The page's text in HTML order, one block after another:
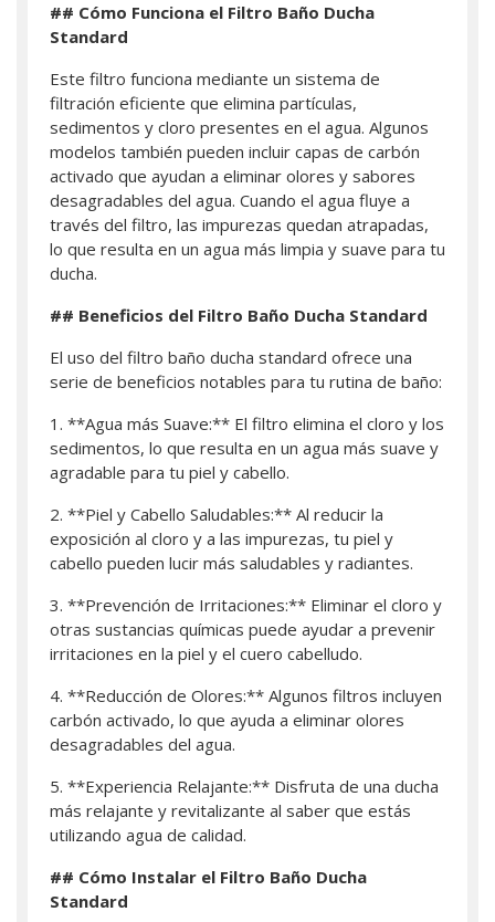
## Cómo Funciona el Filtro Baño Ducha
Standard
Este filtro funciona mediante un sistema de
filtración eficiente que elimina partículas,
sedimentos y cloro presentes en el agua. Algunos
modelos también pueden incluir capas de carbón
activado que ayudan a eliminar olores y sabores
desagradables del agua. Cuando el agua fluye a
través del filtro, las impurezas quedan atrapadas,
lo que resulta en un agua más limpia y suave para tu
ducha.
## Beneficios del Filtro Baño Ducha Standard
El uso del filtro baño ducha standard ofrece una
serie de beneficios notables para tu rutina de baño:
1. **Agua más Suave:** El filtro elimina el cloro y los
sedimentos, lo que resulta en un agua más suave y
agradable para tu piel y cabello.
2. **Piel y Cabello Saludables:** Al reducir la
exposición al cloro y a las impurezas, tu piel y
cabello pueden lucir más saludables y radiantes.
3. **Prevención de Irritaciones:** Eliminar el cloro y
otras sustancias químicas puede ayudar a prevenir
irritaciones en la piel y el cuero cabelludo.
4. **Reducción de Olores:** Algunos filtros incluyen
carbón activado, lo que ayuda a eliminar olores
desagradables del agua.
5. **Experiencia Relajante:** Disfruta de una ducha
más relajante y revitalizante al saber que estás
utilizando agua de calidad.
## Cómo Instalar el Filtro Baño Ducha
Standard